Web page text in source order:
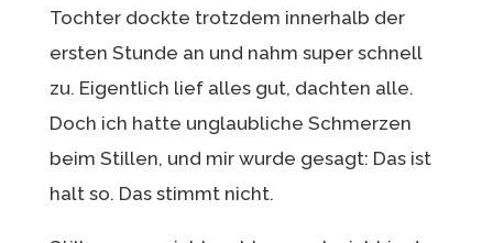
Tochter dockte trotzdem innerhalb der
ersten Stunde an und nahm super schnell
zu. Eigentlich lief alles gut, dachten alle.
Doch ich hatte unglaubliche Schmerzen
beim Stillen, und mir wurde gesagt: Das ist
halt so. Das stimmt nicht.